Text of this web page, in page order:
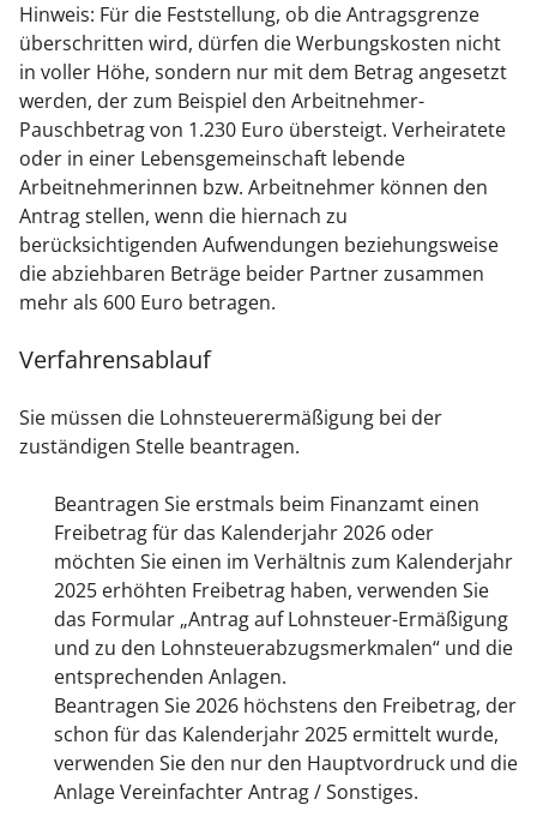
Hinweis: Für die Feststellung, ob die Antragsgrenze
überschritten wird, dürfen die Werbungskosten nicht
in voller Höhe, sondern nur mit dem Betrag angesetzt
werden, der zum Beispiel den Arbeitnehmer-
Pauschbetrag von 1.230 Euro übersteigt. Verheiratete
oder in einer Lebensgemeinschaft lebende
Arbeitnehmerinnen bzw. Arbeitnehmer können den
Antrag stellen, wenn die hiernach zu
berücksichtigenden Aufwendungen beziehungsweise
die abziehbaren Beträge beider Partner zusammen
mehr als 600 Euro betragen.
Verfahrensablauf
Sie müssen die Lohnsteuerermäßigung bei der
zuständigen Stelle beantragen.
Beantragen Sie erstmals beim Finanzamt einen
Freibetrag für das Kalenderjahr 2026 oder
möchten Sie einen im Verhältnis zum Kalenderjahr
2025 erhöhten Freibetrag haben, verwenden Sie
das Formular „Antrag auf Lohnsteuer-Ermäßigung
und zu den Lohnsteuerabzugsmerkmalen“ und die
entsprechenden Anlagen.
Beantragen Sie2026 höchstens den Freibetrag, der
schon für das Kalenderjahr2025ermittelt wurde,
verwenden Sie den nur den Hauptvordruck und die
Anlage Vereinfachter Antrag / Sonstiges.